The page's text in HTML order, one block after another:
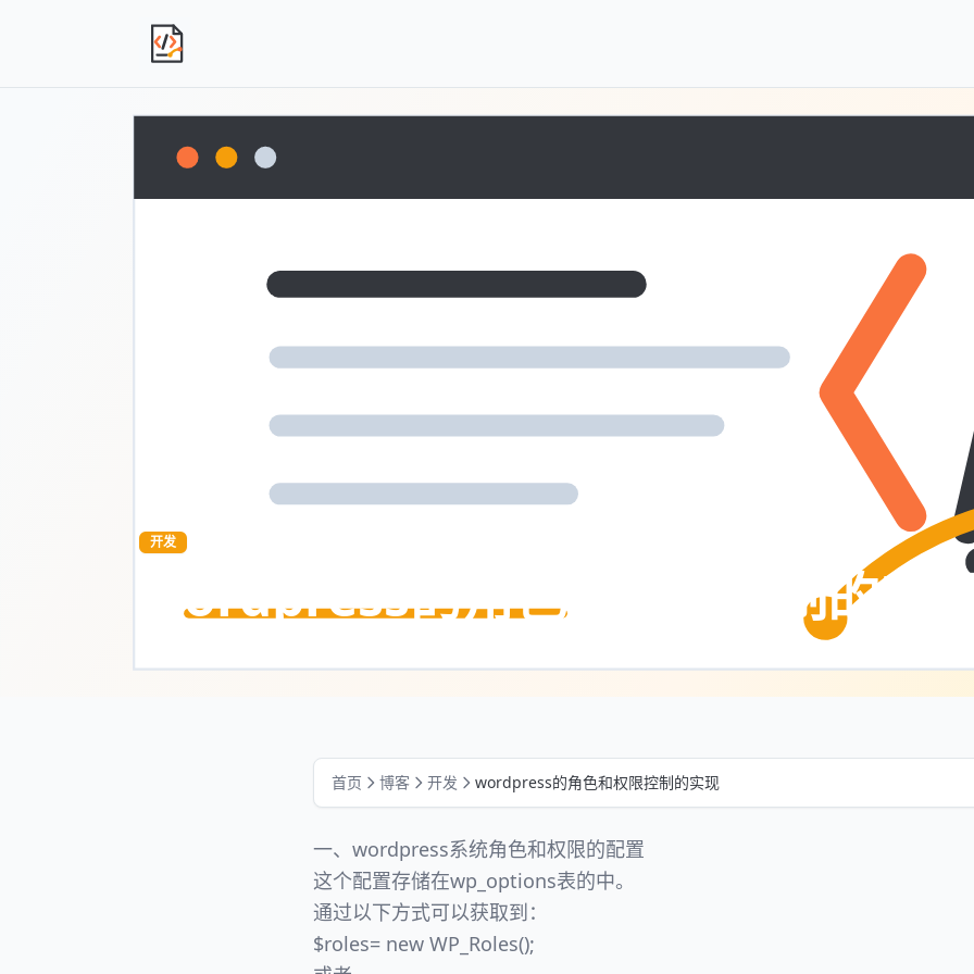
独立产品人日记
开发
wordpress的角色和权限控制的实
首页 博客 开发 wordpress的角色和权限控制的实现
一、wordpress系统角色和权限的配置
这个配置存储在wp_options表的中。
通过以下方式可以获取到：
$roles= new WP_Roles();